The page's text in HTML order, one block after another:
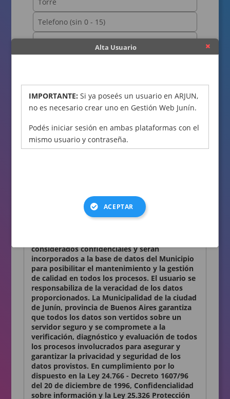
Términos y condiciones
Declaro conocer y aceptar lo establecido en la
considerados confidenciales y serán
incorporados a la base de datos del Municipio
para posibilitar el mantenimiento y la gestión
de calidad en todos los procesos. El usuario se
responsabiliza de la veracidad de los datos
proporcionados. La Municipalidad de la ciudad
de Junín, provincia de Buenos Aires garantiza
que todos los datos son vertidos sobre un
servidor seguro y se compromete a la
verificación, diagnóstico y evaluación de todos
los procesos involucrados para asegurar y
garantizar la privacidad y seguridad de los
datos provistos. En cumplimiento por lo
dispuesto en la Ley 24.766 - Decreto 1607/96
del 20 de diciembre de 1996, Confidencialidad
sobre información y la Ley 25.326 Protección
Alta Usuario
IMPORTANTE:Si ya poseés un usuario en ARJUN,
no es necesario crear uno en Gestión Web Junín.
Podés iniciar sesión en ambas plataformas con el
mismo usuario y contraseña.
ACEPTAR